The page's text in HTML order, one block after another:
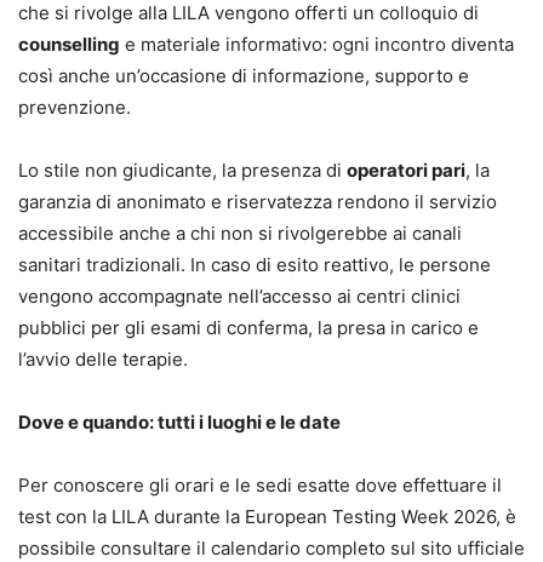
che si rivolge alla LILA vengono offerti un colloquio di
counselling e materiale informativo: ogni incontro diventa
così anche un’occasione di informazione, supporto e
prevenzione.
Lo stile non giudicante, la presenza di operatori pari, la
garanzia di anonimato e riservatezza rendono il servizio
accessibile anche a chi non si rivolgerebbe ai canali
sanitari tradizionali. In caso di esito reattivo, le persone
vengono accompagnate nell’accesso ai centri clinici
pubblici per gli esami di conferma, la presa in carico e
l’avvio delle terapie.
Dove e quando: tutti i luoghi e le date
Per conoscere gli orari e le sedi esatte dove effettuare il
test con la LILA durante la European Testing Week 2026, è
possibile consultare il calendario completo sul sito ufficiale